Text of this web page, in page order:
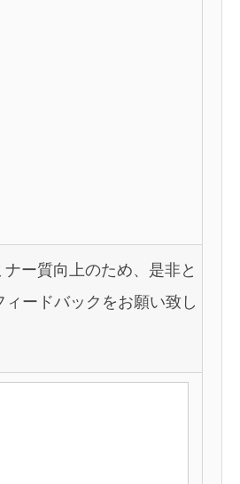
ー質向上のため、是非と
ィードバックをお願い致し